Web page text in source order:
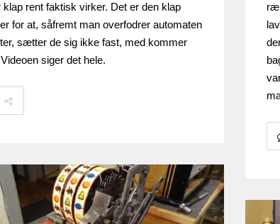
klap rent faktisk virker. Det er den klap
for at, såfremt man overfodrer automaten
sætter de sig ikke fast, med kommer
siger det hele.